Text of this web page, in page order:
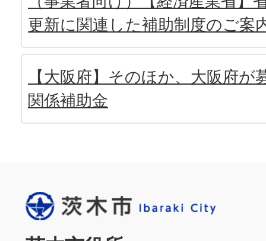
更新に関連した補助制度のご案
【大阪府】そのほか、大阪府が
関係補助金